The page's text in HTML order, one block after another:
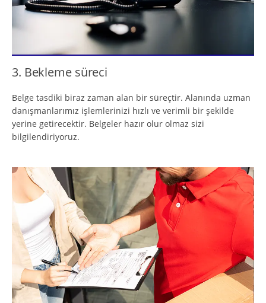
3. Bekleme süreci
Belge tasdiki biraz zaman alan bir süreçtir. Alanında uzman
danışmanlarımız işlemlerinizi hızlı ve verimli bir şekilde
yerine getirecektir. Belgeler hazır olur olmaz sizi
bilgilendiriyoruz.